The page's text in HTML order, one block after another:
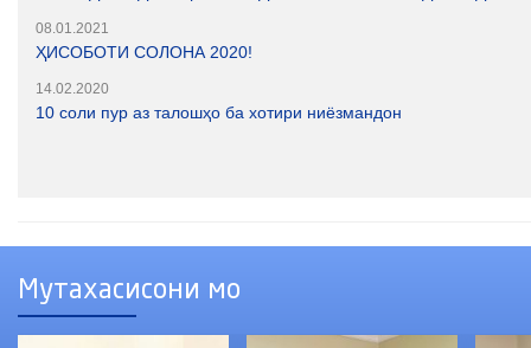
08.01.2021
ҲИСОБОТИ СОЛОНА 2020!
14.02.2020
10 соли пур аз талошҳо ба хотири ниёзмандон
Мутахасисони мо